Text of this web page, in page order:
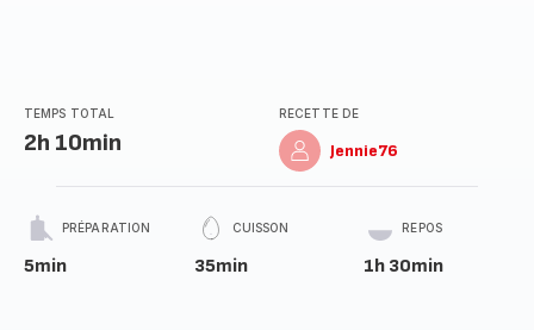
TEMPS TOTAL
2h 10min
RECETTE DE
Jennie76
PRÉPARATION
5min
CUISSON
35min
REPOS
1h 30min